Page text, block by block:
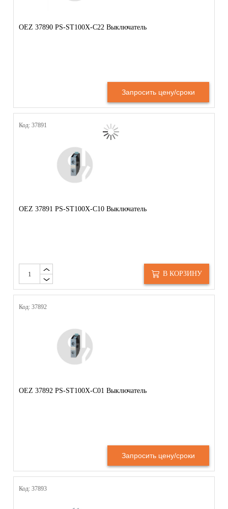
OEZ 37890 PS-ST100X-C22 Выключатель
Запросить цену/сроки
Код: 37891
OEZ 37891 PS-ST100X-C10 Выключатель
В КОРЗИНУ
Код: 37892
OEZ 37892 PS-ST100X-C01 Выключатель
Запросить цену/сроки
Код: 37893